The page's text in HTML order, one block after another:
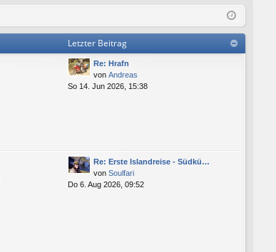
Q
Letzter Beitrag
Re: Hrafn
von Andreas
So 14. Jun 2026, 15:38
Re: Erste Islandreise - Südkü…
von Soulfari
Do 6. Aug 2026, 09:52